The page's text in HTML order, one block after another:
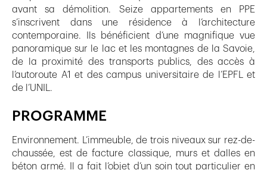
avant sa démolition. Seize appartements en PPE
s’inscrivent dans une résidence à l’architecture
contemporaine. Ils bénéficient d’une magnifique vue
panoramique sur le lac et les montagnes de la Savoie,
de la proximité des transports publics, des accès à
l’autoroute A1 et des campus universitaire de l’EPFL et
de l’UNIL.
PROGRAMME
Environnement. L’immeuble, de trois niveaux sur rez-de-
chaussée, est de facture classique, murs et dalles en
béton armé. Il a fait l’objet d’un soin tout particulier en